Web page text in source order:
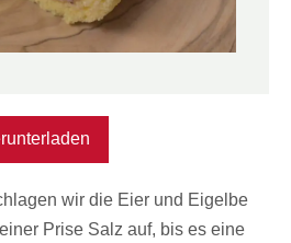
wir die Eier und Eigelbe
Prise Salz auf, bis es eine